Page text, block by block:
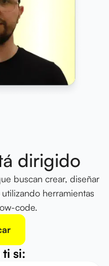
dirigido
buscan crear, diseñar
herramientas
code.
ti si: